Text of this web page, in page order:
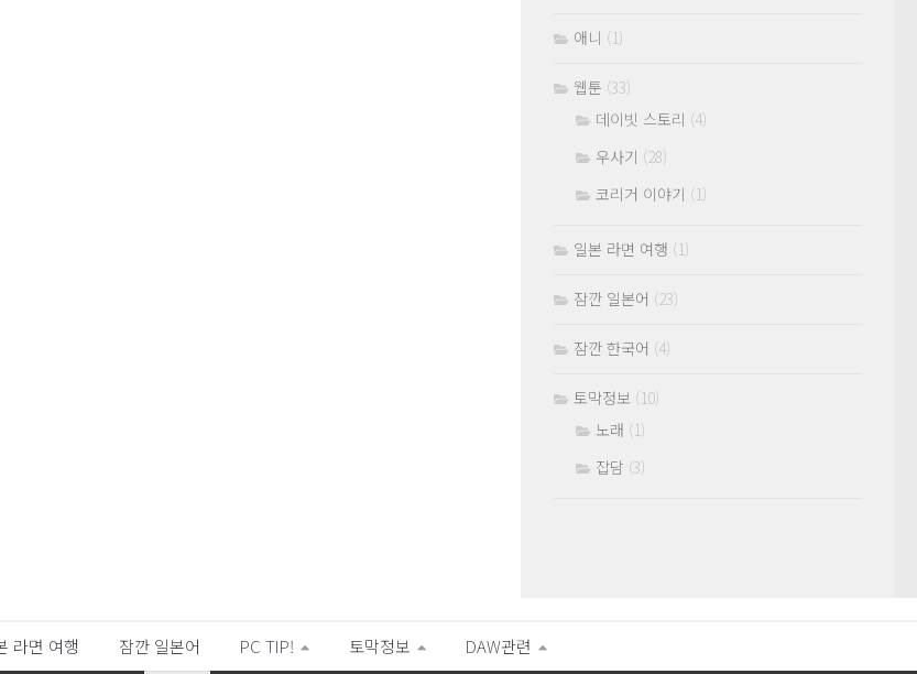
애니 (1)
웹툰 (33)
데이빗 스토리 (4)
우사기 (28)
코리거 이야기 (1)
일본 라면 여행 (1)
잠깐 일본어 (23)
잠깐 한국어 (4)
토막정보 (10)
노래 (1)
잡담 (3)
라면 여행 잠깐 일본어 PC TIP! 토막정보 DAW관련